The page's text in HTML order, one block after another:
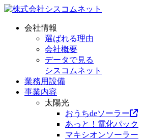
会社情報
選ばれる理由
会社概要
データで見る
シスコムネット
業務用設備
事業内容
太陽光
おうちdeソーラー
あっと！電化パック
マキシオンソーラー